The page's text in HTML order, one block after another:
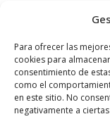
Para ofrecer las
cookies para
consentimiento de
como el
en este sitio. No
negativamente a
22 ENERO, 2021 AT 11:19
¿Habrán
FITUR